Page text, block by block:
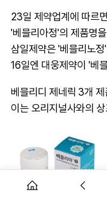
23일 제약업계에 따르
'베믈리아정'의 제품명
삼일제약은 '베믈리노
16일엔 대웅제약이 '베
베믈리디 제네릭 3개
이는 오리지널사와의